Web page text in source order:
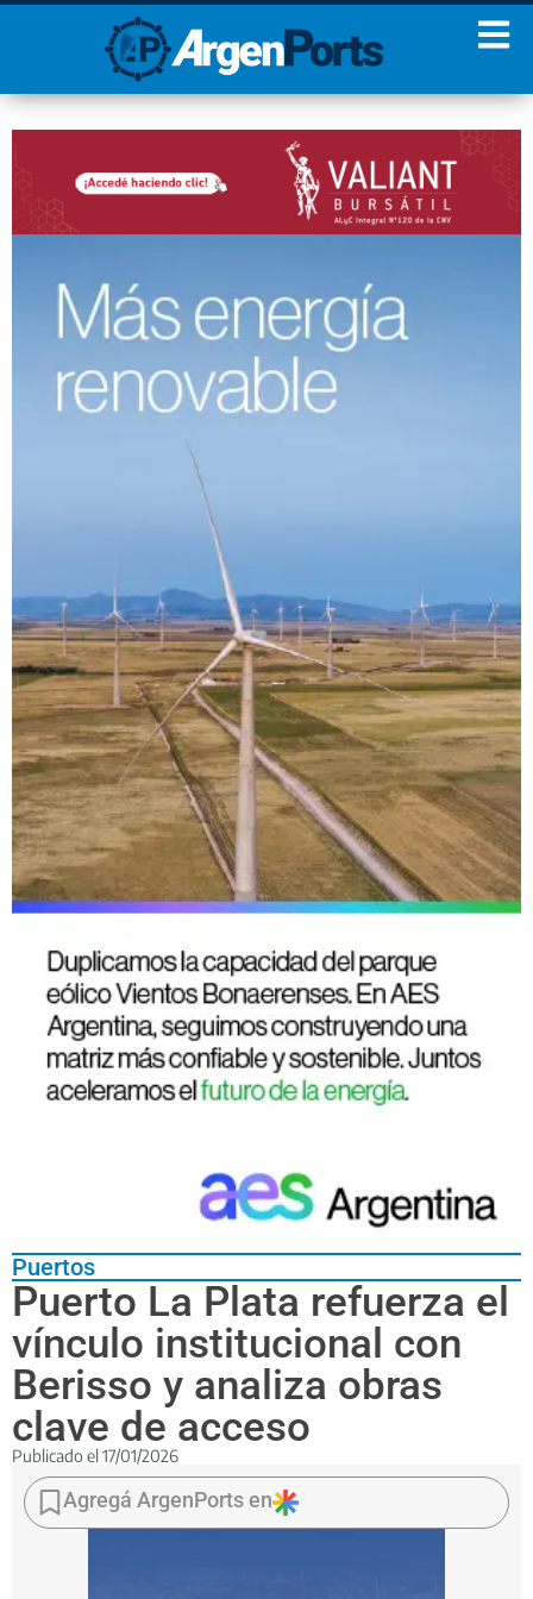
Puertos
Puerto La Plata refuerza el
vínculo institucional con
Berisso y analiza obras
clave de acceso
Publicado el 17/01/2026
La
presidenta
del
Agregá ArgenPorts en
¡Sumate a nuestro
Newsletter!
Nombre Apellidos
Estoy de acuerdo con las
condiciones y políticas de